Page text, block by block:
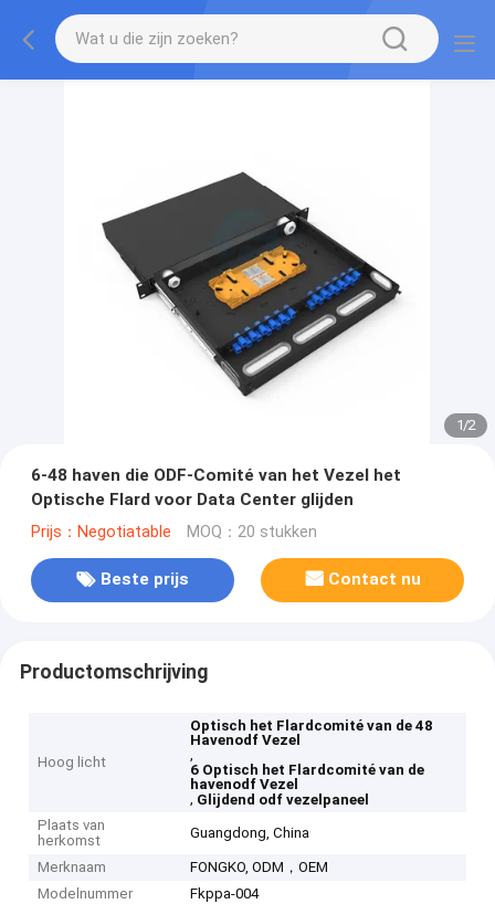
1/2
6-48 haven die ODF-Comité van het Vezel het
Optische Flard voor Data Center glijden
Prijs：Negotiatable MOQ：20 stukken
Beste prijs Contact nu
Productomschrijving
Hoog licht
Optisch het Flardcomité van de 48
Havenodf Vezel
,
6 Optisch het Flardcomité van de
havenodf Vezel
, Glijdend odf vezelpaneel
Plaats van
herkomst
Guangdong, China
Merknaam
FONGKO, ODM，OEM
Modelnummer
Fkppa-004